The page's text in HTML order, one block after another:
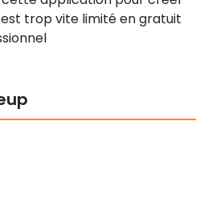
trop vite limité en gratuit